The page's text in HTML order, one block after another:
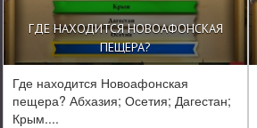
ГДЕ НАХОДИТСЯ НОВОАФОНСКАЯ
ПЕЩЕРА?
Где находится Новоафонская
пещера? Абхазия; Осетия; Дагестан;
Крым....